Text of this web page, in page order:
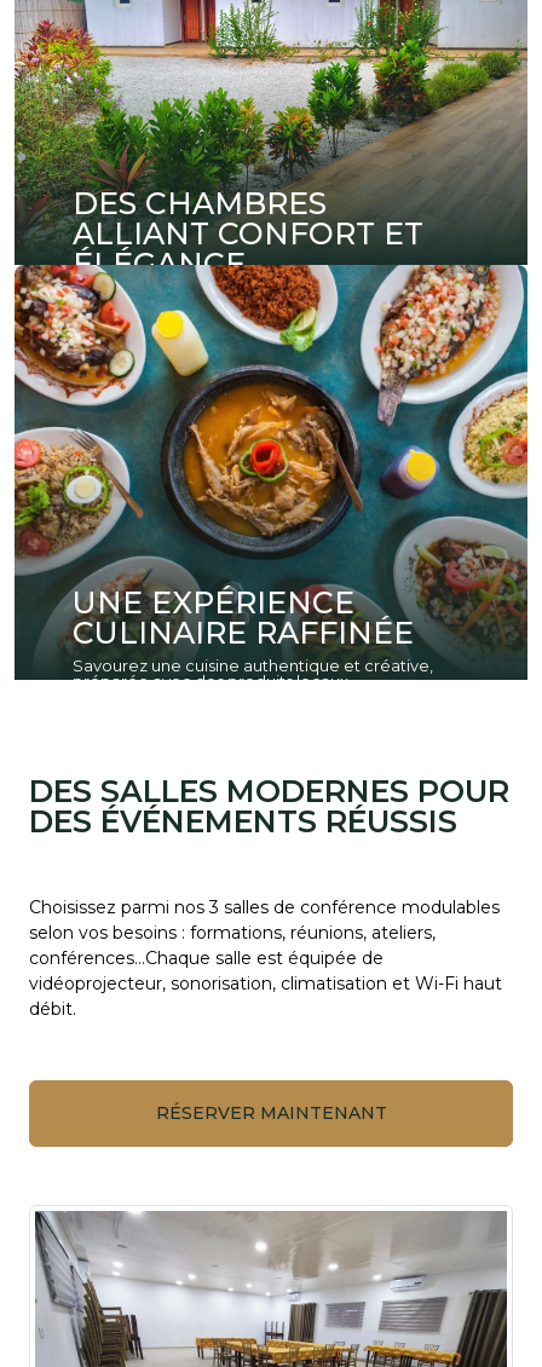
DES CHAMBRES
ALLIANT CONFORT ET
ÉLÉGANCE
Découvrez nos chambres au design soigné,
offrant un confort absolu pour votre séjour.
UNE EXPÉRIENCE
CULINAIRE RAFFINÉE
Savourez une cuisine authentique et créative,
préparée avec des produits locaux.
DES SALLES MODERNES POUR
DES ÉVÉNEMENTS RÉUSSIS
Choisissez parmi nos 3 salles de conférence modulables
selon vos besoins : formations, réunions, ateliers,
conférences…Chaque salle est équipée de
vidéoprojecteur, sonorisation, climatisation et Wi-Fi haut
débit.
RÉSERVER MAINTENANT